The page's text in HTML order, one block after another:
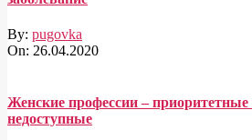
By: pugovka
On: 26.04.2020
Женские профессии – приоритетные
недоступные